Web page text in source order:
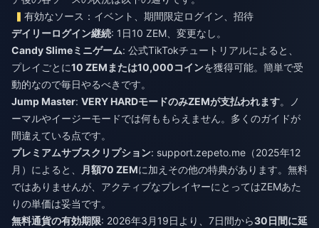
有効なソース：イベント、期間限定ログイン、招待
デイリーログイン継続: 1日10 ZEM、変更なし。
Candy Slimeミニゲーム: 公式TikTokチュートリアルによると、
プレイごとに10 ZEMまたは10,000コインを獲得可能。簡単で受
動的なので毎日やるべきです。
Jump Master: VERY HARDモードのみZEMが支払われます。ノ
ーマルやイージーモードでは何ももらえません。多くのガイドが
間違えている点です。
プレミアムサブスクリプション: support.zepeto.me（2025年12
月）によると、
月額70 ZEMに加えその他の特典があります。無料
ではありませんが、アクティブなプレイヤーにとってはZEMあた
りの単価は妥当です。
無料通貨の有効期限: 2026年3月19日より、7日間から30日間に延